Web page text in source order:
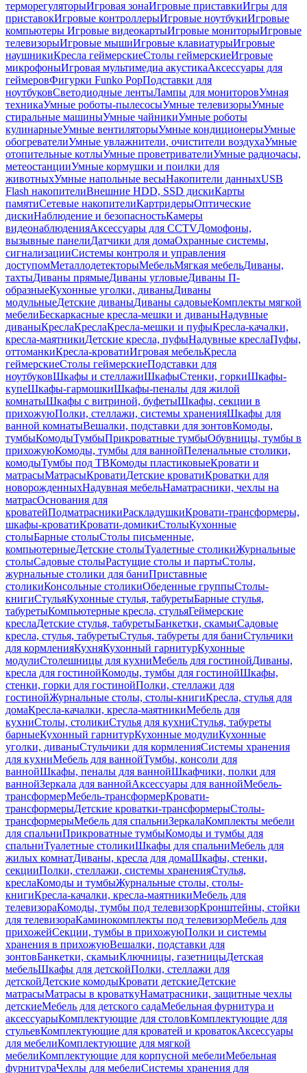
терморегуляторыИгровая зонаИгровые приставкиИгры для
приставокИгровые контроллерыИгровые ноутбукиИгровые
компьютеры Игровые видеокартыИгровые мониторыИгровые
телевизорыИгровые мышиИгровые клавиатурыИгровые
наушникиКресла геймерскиеСтолы геймерскиеИгровые
микрофоныИгровая мультимедиа акустикаАксессуары для
геймеровФигурки Funko PopПодставки для
ноутбуковСветодиодные лентыЛампы для мониторовУмная
техникаУмные роботы-пылесосыУмные телевизорыУмные
стиральные машиныУмные чайникиУмные роботы
кулинарныеУмные вентиляторыУмные кондиционерыУмные
обогревателиУмные увлажнители, очистители воздухаУмные
отопительные котлыУмные проветривателиУмные радиочасы,
метеостанцииУмные кормушки и поилки для
животныхУмные напольные весыНакопители данныхUSB
Flash накопителиВнешние HDD, SSD дискиКарты
памятиСетевые накопителиКартридерыОптические
дискиНаблюдение и безопасностьКамеры
видеонаблюденияАксессуары для CCTVДомофоны,
вызывные панелиДатчики для домаОхранные системы,
сигнализацииСистемы контроля и управления
доступомМеталлодетекторыМебельМягкая мебельДиваны,
тахтыДиваны прямыеДиваны угловыеДиваны П-
образныеКухонные уголки, диваныДиваны
модульныеДетские диваныДиваны садовыеКомплекты мягкой
мебелиБескаркасные кресла-мешки и диваныНадувные
диваныКреслаКреслаКресла-мешки и пуфыКресла-качалки,
кресла-маятникиДетские кресла, пуфыНадувные креслаПуфы,
оттоманкиКресла-кроватиИгровая мебельКресла
геймерскиеСтолы геймерскиеПодставки для
ноутбуковШкафы и стеллажиШкафыСтенки, горкиШкафы-
купеШкафы-гармошкиШкафы-пеналы для жилой
комнатыШкафы с витриной, буфетыШкафы, секции в
прихожуюПолки, стеллажи, системы храненияШкафы для
ванной комнатыВешалки, подставки для зонтовКомоды,
тумбыКомодыТумбыПрикроватные тумбыОбувницы, тумбы в
прихожуюКомоды, тумбы для ваннойПеленальные столики,
комодыТумбы под ТВКомоды пластиковыеКровати и
матрасыМатрасыКроватиДетские кроватиКроватки для
новорожденныхНадувная мебельНаматрасники, чехлы на
матрасОснования для
кроватейПодматрасникиРаскладушкиКровати-трансформеры,
шкафы-кроватиКровати-домикиСтолыКухонные
столыБарные столыСтолы письменные,
компьютерныеДетские столыТуалетные столикиЖурнальные
столыСадовые столыРастущие столы и партыСтолы,
журнальные столики для баниПриставные
столикиКонсольные столикиОбеденные группыСтолы-
книгиСтульяКухонные стулья, табуретыБарные стулья,
табуретыКомпьютерные кресла, стульяГеймерские
креслаДетские стулья, табуретыБанкетки, скамьиСадовые
кресла, стулья, табуретыСтулья, табуреты для баниСтульчики
для кормленияКухняКухонный гарнитурКухонные
модулиСтолешницы для кухниМебель для гостинойДиваны,
кресла для гостинойКомоды, тумбы для гостинойШкафы,
стенки, горки для гостинойПолки, стеллажи для
гостинойЖурнальные столы, столы-книгиКресла, стулья для
домаКресла-качалки, кресла-маятникиМебель для
кухниСтолы, столикиСтулья для кухниСтулья, табуреты
барныеКухонный гарнитурКухонные модулиКухонные
уголки, диваныСтульчики для кормленияСистемы хранения
для кухниМебель для ваннойТумбы, консоли для
ваннойШкафы, пеналы для ваннойШкафчики, полки для
ваннойЗеркала для ваннойАксессуары для ваннойМебель-
трансформерМебель-трансформерКровати-
трансформерыДетские кроватки-трансформерыСтолы-
трансформерыМебель для спальниЗеркалаКомплекты мебели
для спальниПрикроватные тумбыКомоды и тумбы для
спальниТуалетные столикиШкафы для спальниМебель для
жилых комнатДиваны, кресла для домаШкафы, стенки,
секцииПолки, стеллажи, системы храненияСтулья,
креслаКомоды и тумбыЖурнальные столы, столы-
книгиКресла-качалки, кресла-маятникиМебель для
телевизораКомоды, тумбы под телевизорКронштейны, стойки
для телевизораКаминокомплекты под телевизорМебель для
прихожейСекции, тумбы в прихожуюПолки и системы
хранения в прихожуюВешалки, подставки для
зонтовБанкетки, скамьиКлючницы, газетницыДетская
мебельШкафы для детскойПолки, стеллажи для
детскойДетские комодыКровати детскиеДетские
матрасыМатрасы в кроваткуНаматрасники, защитные чехлы
детскиеМебель для детского садаМебельная фурнитура и
аксессуарыКомплектующие для столовКомплектующие для
стульевКомплектующие для кроватей и кроватокАксессуары
для мебелиКомплектующие для мягкой
мебелиКомплектующие для корпусной мебелиМебельная
фурнитураЧехлы для мебелиСистемы хранения для